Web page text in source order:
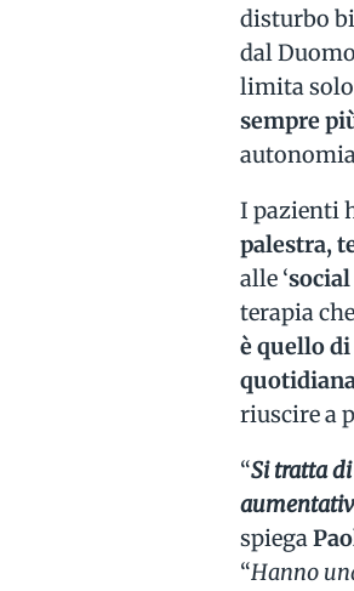
disturbo
dal
limita solo
sempre
I pazienti
palestra,
alle ‘
terapia
è quello
riuscire a
“Si tratta
spiega
“Hanno